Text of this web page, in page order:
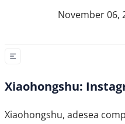
November 06,
Xiaohongshu:
Xiaohongshu, adesea